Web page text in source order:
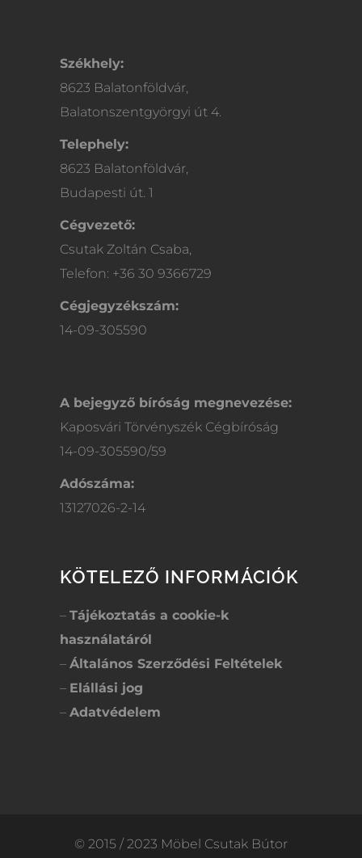
Székhely:
8623 Balatonföldvár,
Balatonszentgyörgyi út 4.
Telephely:
8623 Balatonföldvár,
Budapesti út. 1
Cégvezető:
Csutak Zoltán Csaba,
Telefon: +36 30 9366729
Cégjegyzékszám:
14-09-305590
A bejegyző bíróság megnevezése:
Kaposvári Törvényszék Cégbíróság
14-09-305590/59
Adószáma:
13127026-2-14
KÖTELEZŐ INFORMÁCIÓK
– Tájékoztatás a cookie-k
használatáról
– Általános Szerződési Feltételek
– Elállási jog
– Adatvédelem
© 2015 / 2023 Möbel Csutak Bútor